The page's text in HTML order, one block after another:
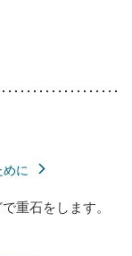
に
重石をします。